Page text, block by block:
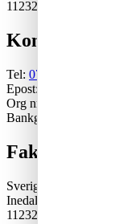
11232 Stockholm
Kontakt
Tel: 070-671 79 46
Epost:
Org nr: 802402-2561
Bankgiro:5553-1339
Fakturaadress
Sveriges Kulturskoleråd
Inedalsgatan 15
11232 Stockholm